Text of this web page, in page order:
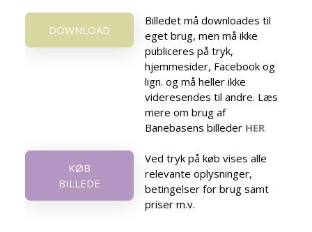
DOWNLOAD
Billedet må downloades til
eget brug, men må ikke
publiceres på tryk,
hjemmesider, Facebook og
lign. og må heller ikke
videresendes til andre. Læs
mere om brug af
Banebasens billeder HER
KØB
BILLEDE
Ved tryk på køb vises alle
relevante oplysninger,
betingelser for brug samt
priser m.v.